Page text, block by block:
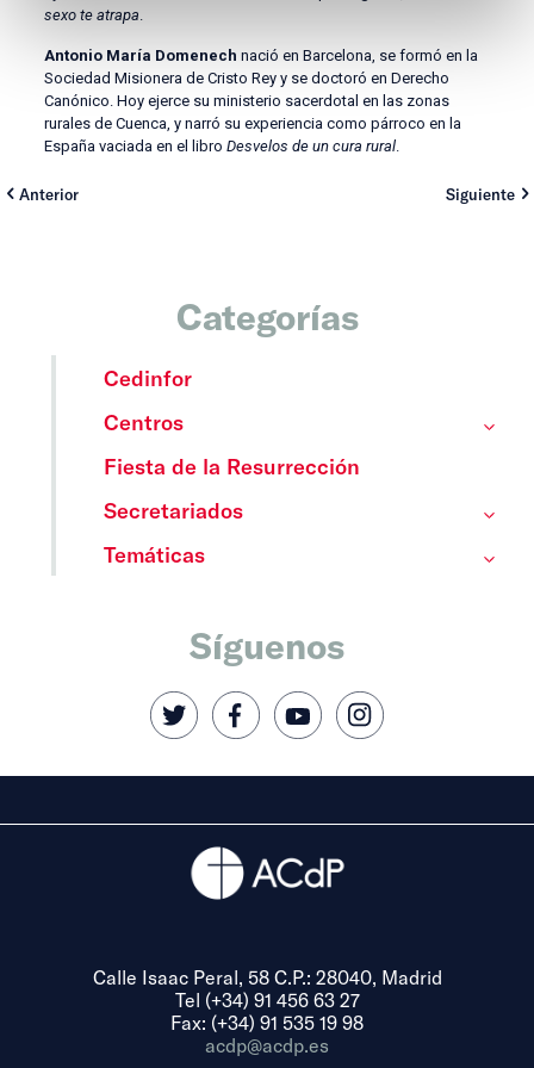
sexo te atrapa.
Antonio María Domenech nació en Barcelona, se formó en la
Sociedad Misionera de Cristo Rey y se doctoró en Derecho
Canónico. Hoy ejerce su ministerio sacerdotal en las zonas
rurales de Cuenca, y narró su experiencia como párroco en la
España vaciada en el libro Desvelos de un cura rural.
Anterior Siguiente
Categorías
Cedinfor
Centros
Fiesta de la Resurrección
Secretariados
Temáticas
Síguenos
Calle Isaac Peral, 58 C.P.: 28040, Madrid
Tel (+34) 91 456 63 27
Fax: (+34) 91 535 19 98
acdp@acdp.es